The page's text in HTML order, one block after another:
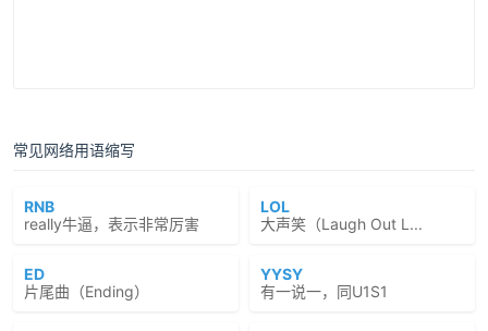
常见网络用语缩写
RNB
really牛逼，表示非常厉害
LOL
大声笑（Laugh Out L...
ED
片尾曲（Ending）
YYSY
有一说一，同U1S1